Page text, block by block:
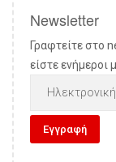
Newsletter
Γραφτείτε στο
είστε ενήμεροι